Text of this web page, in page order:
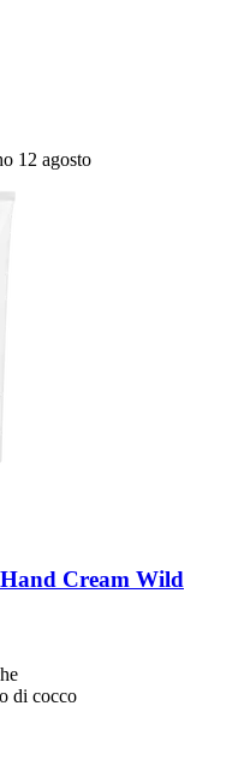
12 agosto
Cream Wild
di cocco